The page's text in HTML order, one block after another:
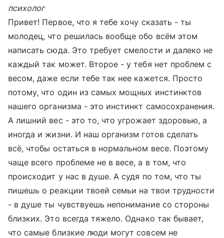
психолог
Привет! Первое, что я тебе хочу сказать - ты
молодец, что решилась вообще обо всём этом
написать сюда. Это требует смелости и далеко не
каждый так может. Второе - у тебя нет проблем с
весом, даже если тебе так нее кажется. Просто
потому, что один из самых мощных инстинктов
нашего организма - это инстинкт самосохранения.
А лишний вес - это то, что угрожает здоровью, а
иногда и жизни. И наш организм готов сделать
всё, чтобы остаться в нормальном весе. Поэтому
чаще всего проблеме не в весе, а в том, что
происходит у нас в душе. А судя по том, что ты
пишешь о реакции твоей семьи на твои трудности
- в душе ты чувствуешь непонимание со стороны
близких. Это всегда тяжело. Однако так бывает,
что самые близкие люди могут совсем не